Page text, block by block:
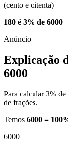
(cento e oitenta)
180 é 3% de 6000
Explicação
6000
Para calcular 3%
de frações.
Temos 6000 =
6000